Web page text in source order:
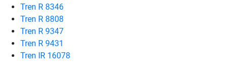
Tren R 8346
Tren R 8808
Tren R 9347
Tren R 9431
Tren IR 16078